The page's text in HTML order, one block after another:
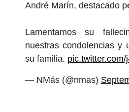
André Marín, destacado
Lamentamos su
nuestras condolencias y
su familia. pic.twitter.com/
— NMás (@nmas)